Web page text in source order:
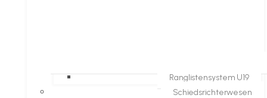
Ranglistensystem U19
Schiedsrichterwesen